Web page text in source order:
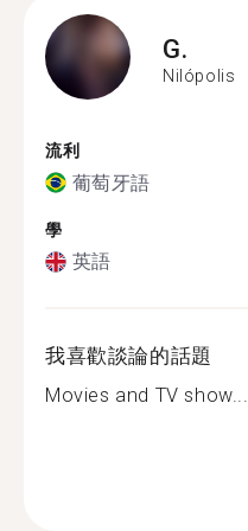
G.
Nilópolis
流利
葡萄牙語
學
英語
我喜歡談論的話題
Movies and TV show...